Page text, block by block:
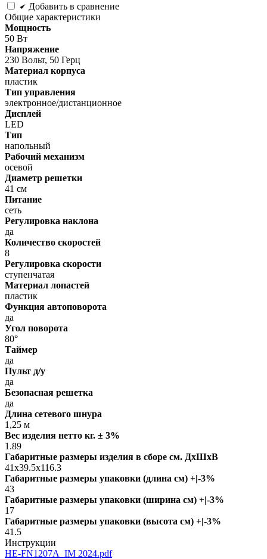
Добавить в сравнение
Общие характеристики
Мощность
50 Вт
Напряжение
230 Вольт, 50 Герц
Материал корпуса
пластик
Тип управления
электронное/дистанционное
Дисплей
LED
Тип
напольный
Рабочий механизм
осевой
Диаметр решетки
41 см
Питание
сеть
Регулировка наклона
да
Количество скоростей
8
Регулировка скорости
ступенчатая
Материал лопастей
пластик
Функция автоповорота
да
Угол поворота
80°
Таймер
да
Пульт д/у
да
Безопасная решетка
да
Длина сетевого шнура
1,25 м
Вес изделия нетто кг. ± 3%
1.89
Габаритные размеры изделия в сборе см. ДxШxВ
41x39.5x116.3
Габаритные размеры упаковки (длина см) +|-3%
43
Габаритные размеры упаковки (ширина см) +|-3%
17
Габаритные размеры упаковки (высота см) +|-3%
41.5
Инструкции
HE-FN1207A_IM 2024.pdf